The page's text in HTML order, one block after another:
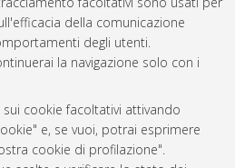
della comunicazione
degli utenti.
la navigazione solo con i
cookie facoltativi attivando
e, se vuoi, potrai esprimere
cookie di profilazione".
ilSun Aug 9 20:46:18 2026